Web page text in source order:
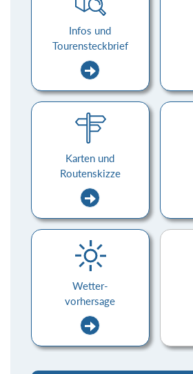
Infos und
Tourensteckbrief
Karten und
Routenskizze
Wetter-
vorhersage